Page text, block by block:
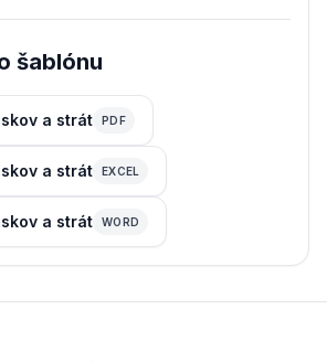
šablónu
a strát PDF
a strát EXCEL
a strát WORD